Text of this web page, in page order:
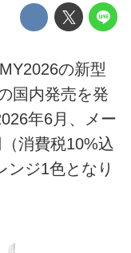
の新型
国内発売を発
年6月、メー
消費税10%込
ンジ1色となり